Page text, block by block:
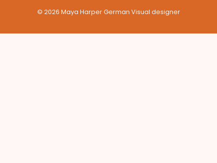
© 2026 Maya Harper German Visual designer